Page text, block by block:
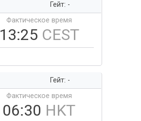
Гейт: -
Фактическое время
13:25 CEST
Гейт: -
Фактическое время
06:30 HKT